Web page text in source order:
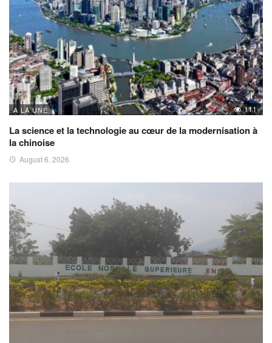
A LA UNE 111
La science et la technologie au cœur de la modernisation à
la chinoise
August 6, 2026